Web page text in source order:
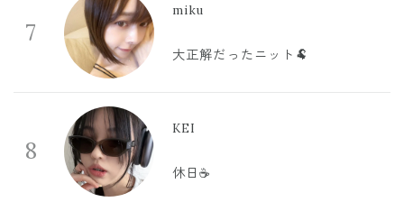
7
miku
大正解だったニット🐏
8
KEI
休日☕️